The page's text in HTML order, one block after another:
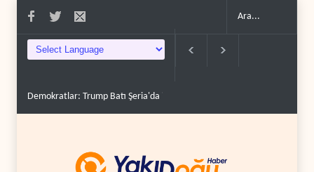
Demokratlar: Trump Batı Şeria'da işgalci yerleşimcilere ..